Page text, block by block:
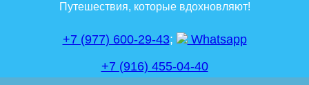
Путешествия, которые вдохновляют!
+7 (977) 600-29-43;
Whatsapp
+7 (916) 455-04-40